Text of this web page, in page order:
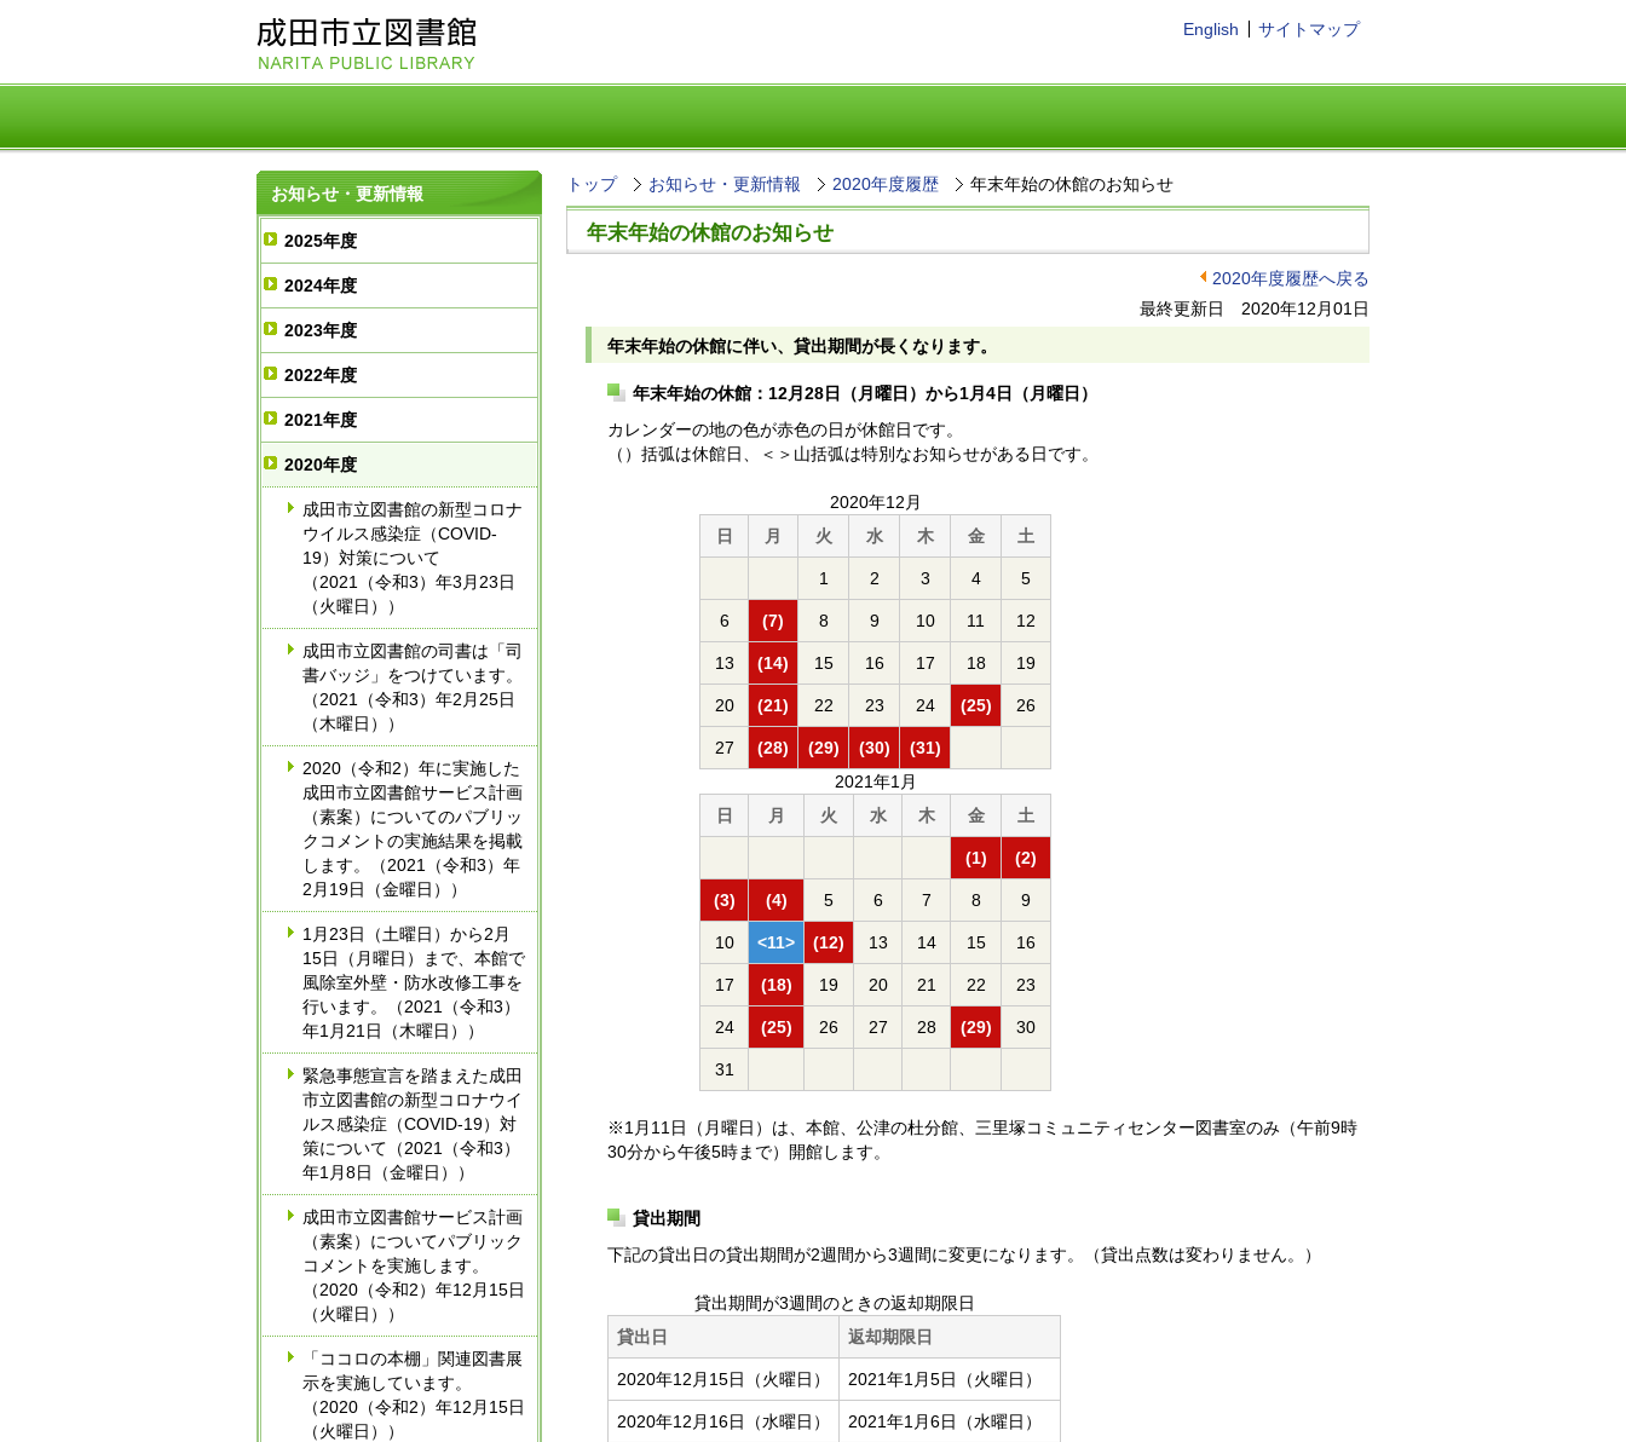
English サイトマップ
お知らせ・更新情報
2025年度
2024年度
2023年度
2022年度
2021年度
2020年度
成田市立図書館の新型コロナ
ウイルス感染症（COVID-
19）対策について
（2021（令和3）年3月23日
（火曜日））
成田市立図書館の司書は「司
書バッジ」をつけています。
（2021（令和3）年2月25日
（木曜日））
2020（令和2）年に実施した
成田市立図書館サービス計画
（素案）についてのパブリッ
クコメントの実施結果を掲載
します。（2021（令和3）年
2月19日（金曜日））
1月23日（土曜日）から2月
15日（月曜日）まで、本館で
風除室外壁・防水改修工事を
行います。（2021（令和3）
年1月21日（木曜日））
緊急事態宣言を踏まえた成田
市立図書館の新型コロナウイ
ルス感染症（COVID-19）対
策について（2021（令和3）
年1月8日（金曜日））
成田市立図書館サービス計画
（素案）についてパブリック
コメントを実施します。
（2020（令和2）年12月15日
（火曜日））
「ココロの本棚」関連図書展
示を実施しています。
（2020（令和2）年12月15日
（火曜日））
トップ お知らせ・更新情報 2020年度履歴 年末年始の休館のお知らせ
年末年始の休館のお知らせ
2020年度履歴へ戻る
最終更新日 2020年12月01日
年末年始の休館に伴い、貸出期間が長くなります。
年末年始の休館：12月28日（月曜日）から1月4日（月曜日）
カレンダーの地の色が赤色の日が休館日です。
（）括弧は休館日、＜＞山括弧は特別なお知らせがある日です。
2020年12月
日
月 火 水 木 金 土
1 2 3 4 5
6 (7) 8 9 10 11 12
13 (14) 15 16 17 18 19
20 (21) 22 23 24 (25) 26
27 (28) (29) (30)
(31)
2021年1月
日
月 火 水 木 金 土
(1) (2)
(3) (4) 5 6 7 8 9
10 <11> (12) 13 14 15 16
17 (18) 19 20 21 22 23
24 (25) 26 27 28 (29) 30
31
※1月11日（月曜日）は、本館、公津の杜分館、三里塚コミュニティセンター図書室のみ（午前9時
30分から午後5時まで）開館します。
貸出期間
下記の貸出日の貸出期間が2週間から3週間に変更になります。（貸出点数は変わりません。）
貸出期間が3週間のときの返却期限日
貸出日
返却期限日
2020年12月15日（火曜日） 2021年1月5日（火曜日）
2020年12月16日（水曜日） 2021年1月6日（水曜日）